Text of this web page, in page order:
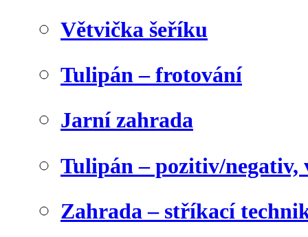
Větvička šeříku
Tulipán – frotování
Jarní zahrada
Tulipán – pozitiv/negativ,
Zahrada – stříkací